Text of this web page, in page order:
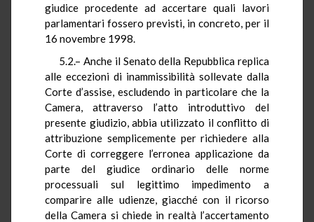
giudice procedente ad accertare quali lavori
parlamentari fossero previsti, in concreto, per il
16 novembre 1998.
5.2.– Anche il Senato della Repubblica replica
alle eccezioni di inammissibilità sollevate dalla
Corte d’assise, escludendo in particolare che la
Camera, attraverso l’atto introduttivo del
presente giudizio, abbia utilizzato il conflitto di
attribuzione semplicemente per richiedere alla
Corte di correggere l’erronea applicazione da
parte del giudice ordinario delle norme
processuali sul legittimo impedimento a
comparire alle udienze, giacché con il ricorso
della Camera si chiede in realtà l’accertamento